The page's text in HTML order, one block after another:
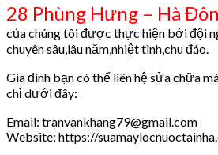
28 Phùng Hưng – Hà
của chúng tôi được thực hiện bởi đội
chuyên sâu,lâu năm,nhiệt tình,chu đáo.
Gia đình bạn có thể liên hệ sửa chữa
chỉ dưới đây:
Email: tranvankhang79@gmail.com
Website: https://